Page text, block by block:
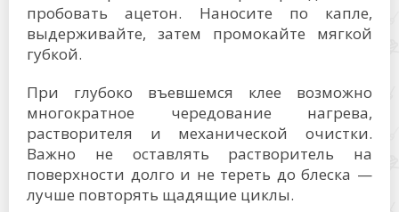
пробовать ацетон. Наносите по капле,
выдерживайте, затем промокайте мягкой
губкой.
При глубоко въевшемся клее возможно
многократное чередование нагрева,
растворителя и механической очистки.
Важно не оставлять растворитель на
поверхности долго и не тереть до блеска —
лучше повторять щадящие циклы.